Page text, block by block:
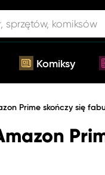
Komiksy
Prime skończy się